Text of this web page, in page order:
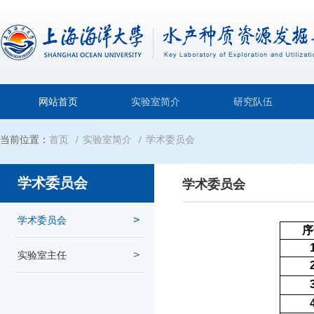
网站首页 实验室简介 研究队伍
当前位置： 首页 实验室简介 学术委员会
学术委员会
学术委员会
实验室主任
学术委员会